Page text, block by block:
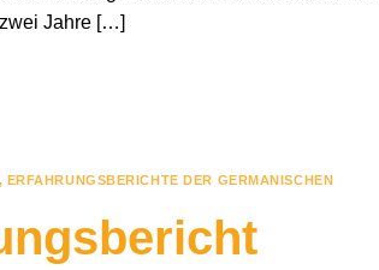
Jahre […]
, ERFAHRUNGSBERICHTE DER GERMANISCHEN